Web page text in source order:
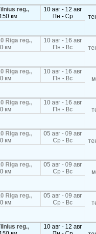
reg.,
км
10 авг - 12 авг
Пн - Ср
Riga reg.,
км
10 авг - 16 авг
Пн - Вс
Riga reg.,
км
10 авг - 16 авг
Пн - Вс
Riga reg.,
км
10 авг - 16 авг
Пн - Вс
Riga reg.,
км
05 авг - 09 авг
Ср - Вс
Riga reg.,
км
05 авг - 09 авг
Ср - Вс
Riga reg.,
км
05 авг - 09 авг
Ср - Вс
reg.,
10 авг - 12 авг